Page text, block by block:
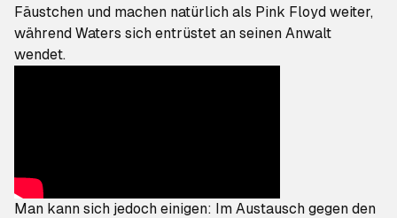
Fäustchen und machen natürlich als Pink Floyd weiter,
während Waters sich entrüstet an seinen Anwalt
wendet.
Man kann sich jedoch einigen: Im Austausch gegen den